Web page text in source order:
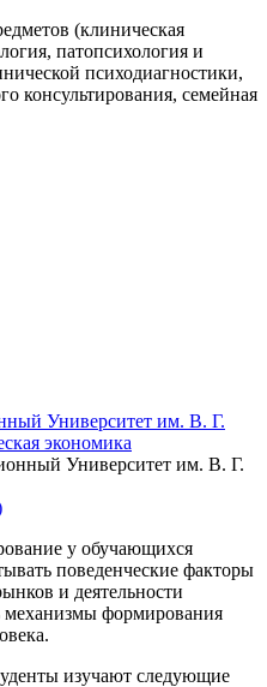
(клиническая
патопсихология и
психодиагностики,
консультирования, семейная
Университет им. В. Г.
экономика
у обучающихся
поведенческие факторы
и деятельности
механизмы формирования
изучают следующие